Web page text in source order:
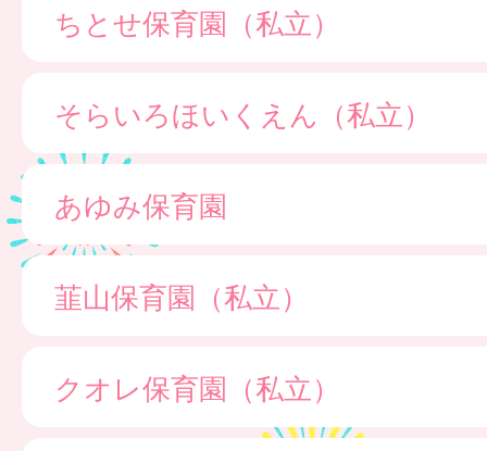
ちとせ保育園（私立）
そらいろほいくえん（私立）
あゆみ保育園
韮山保育園（私立）
クオレ保育園（私立）